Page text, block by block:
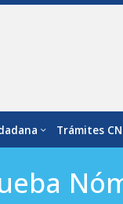
Trámites